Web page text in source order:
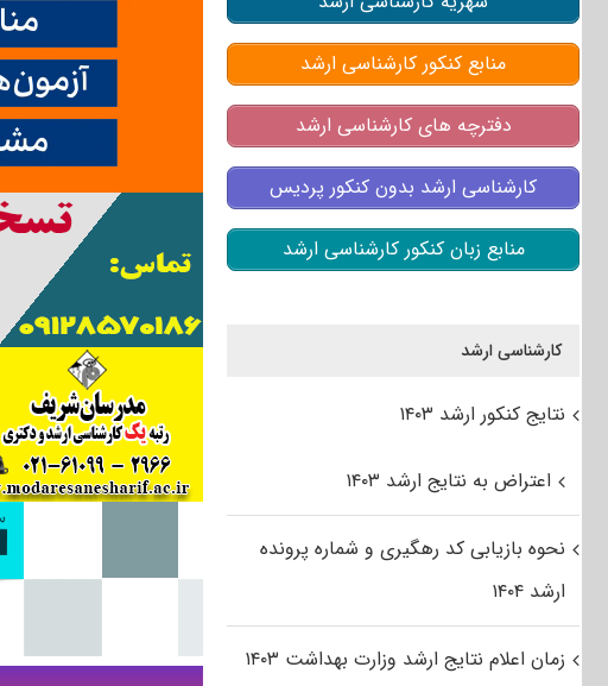
منابع کنکور کارشناسی ارشد
دفترچه های کارشناسی ارشد
کارشناسی ارشد بدون کنکور پردیس
منابع زبان کنکور کارشناسی ارشد
کارشناسی ارشد
نتایج کنکور ارشد ۱۴۰۳
اعتراض به نتایج ارشد ۱۴۰۳
نحوه بازیابی کد رهگیری و شماره پرونده
ارشد ۱۴۰۴
زمان اعلام نتایج ارشد وزارت بهداشت ۱۴۰۳